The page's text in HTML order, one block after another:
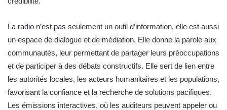
La radio n’est pas seulement un outil d’information, elle est aussi
un espace de dialogue et de médiation. Elle donne la parole aux
communautés, leur permettant de partager leurs préoccupations
et de participer à des débats constructifs. Elle sert de lien entre
les autorités locales, les acteurs humanitaires et les populations,
favorisant la confiance et la recherche de solutions pacifiques.
Les émissions interactives, où les auditeurs peuvent appeler ou